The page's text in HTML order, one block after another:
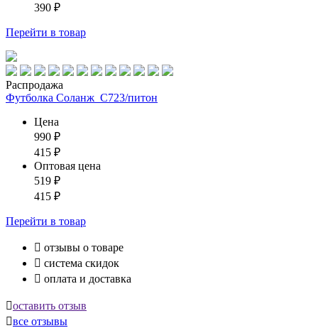
390 ₽
Перейти в товар
Распродажа
Футболка Соланж_С723/питон
Цена
990 ₽
415 ₽
Оптовая цена
519 ₽
415 ₽
Перейти в товар
 отзывы о товаре
 система скидок
 оплата и доставка
оставить отзыв
все отзывы